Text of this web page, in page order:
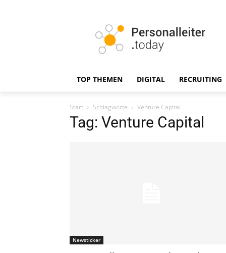
TOP THEMEN DIGITAL RECRUITING
Start Schlagworte Venture Capital
Tag: Venture Capital
Newsticker